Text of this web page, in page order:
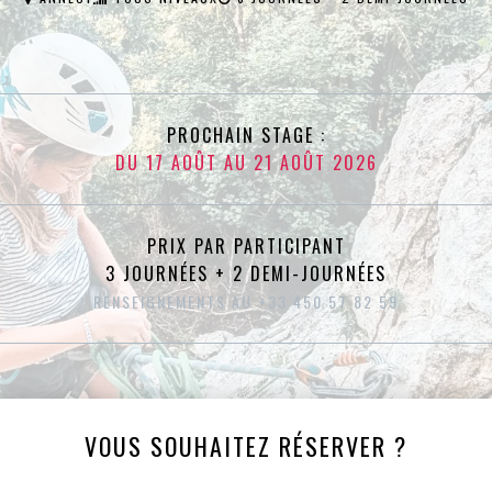
PROCHAIN STAGE :
DU 17 AOÛT AU 21 AOÛT 2026
PRIX PAR PARTICIPANT
3 JOURNÉES + 2 DEMI-JOURNÉES
RENSEIGNEMENTS AU +33 450 57 82 59
VOUS SOUHAITEZ RÉSERVER ?